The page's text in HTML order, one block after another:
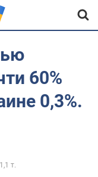
60%
0,3%.
1,1 т.